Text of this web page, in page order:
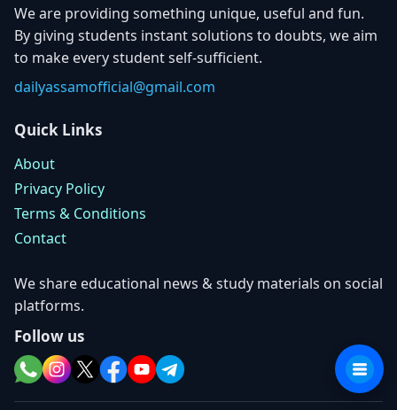
We are providing something unique, useful and fun.
By giving students instant solutions to doubts, we aim
to make every student self-sufficient.
dailyassamofficial@gmail.com
Quick Links
About
Privacy Policy
Terms & Conditions
Contact
We share educational news & study materials on social
platforms.
Follow us